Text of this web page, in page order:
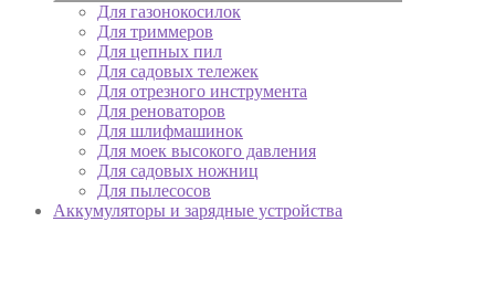
Для газонокосилок
Для триммеров
Для цепных пил
Для садовых тележек
Для отрезного инструмента
Для реноваторов
Для шлифмашинок
Для моек высокого давления
Для садовых ножниц
Для пылесосов
Аккумуляторы и зарядные устройства